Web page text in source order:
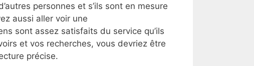
personnes et s’ils sont en mesure
aussi aller voir une
sont assez satisfaits du service qu’ils
et vos recherches, vous devriez être
précise.